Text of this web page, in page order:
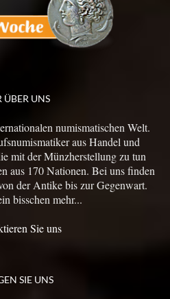
ÜBER UNS
numismatischen Welt.
aus Handel und
mit der Münzherstellung zu tun
aus 170 Nationen. Bei uns finden
der Antike bis zur Gegenwart.
bisschen mehr...
Sie uns
SIE UNS